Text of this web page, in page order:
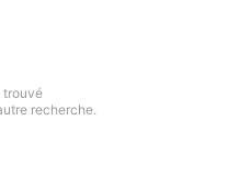
trouvé
recherche.